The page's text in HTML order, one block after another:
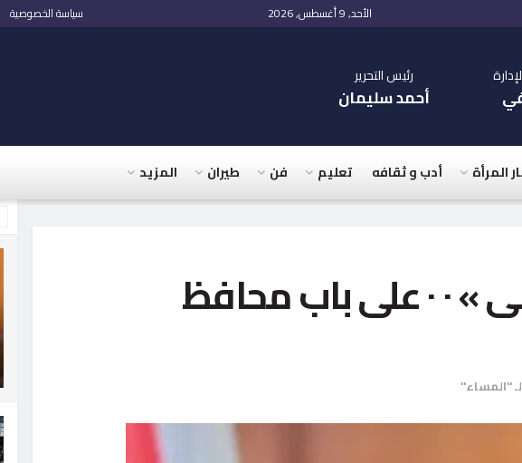
الأحد, 9 أغسطس, 2026 سياسة الخصوصية
رئيس التحرير
أحمد سليمان
المرأة أدب و ثقافه تعليم فن طيران المزيد
أهالى « حصة الغنيمى » ٠ ٠ على باب محافظ
"المساء"